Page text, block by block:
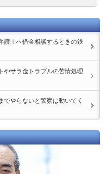
護士へ借金相談するときの鉄
やサラ金トラブルの苦情処理
でやらないと警察は動いてく